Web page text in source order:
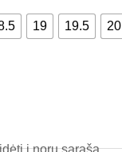
l
t
19 19.5 20
į norų sąrašą